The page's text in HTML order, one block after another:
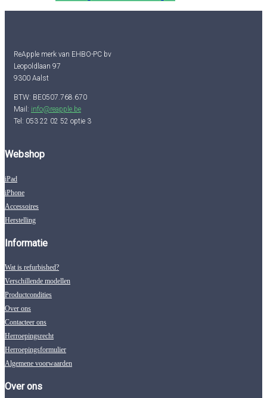
ReApple merk van EHBO-PC bv
Leopoldlaan 97
9300 Aalst
BTW: BE0507.768.670
Mail: info@reapple.be
Tel: 053 22 02 52 optie 3
Webshop
iPad
iPhone
Accessoires
Herstelling
Informatie
Wat is refurbished?
Verschillende modellen
Productcondities
Over ons
Contacteer ons
Herroepingsrecht
Herroepingsformulier
Algemene voorwaarden
Over ons